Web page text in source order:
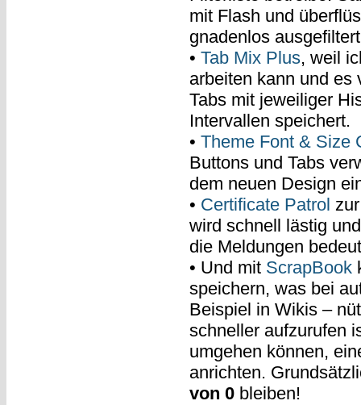
mit Flash und
gnadenlos
• Tab Mix Plus, weil
arbeiten kann und es
Tabs mit jeweiliger
Intervallen speichert.
• Theme Font & Size
Buttons und Tabs
dem neuen Design
• Certificate Patrol
wird schnell lästig
die Meldungen
• Und mit ScrapBook
speichern, was bei
Beispiel in Wikis –
schneller aufzurufen
umgehen können,
anrichten.
von 0bleiben!